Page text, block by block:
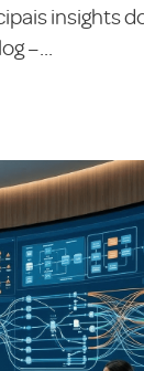
insights
–...